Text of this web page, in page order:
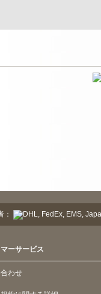
：
ーサービス
わせ